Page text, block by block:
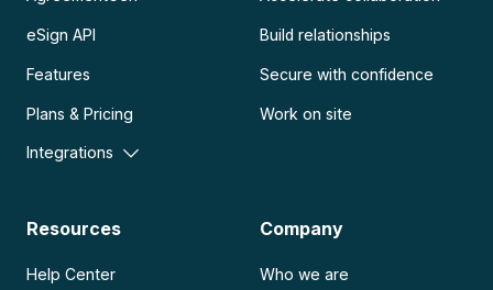
eSign API
Features
Plans & Pricing
Integrations
Build relationships
Secure with confidence
Work on site
Resources
Help Center
Company
Who we are